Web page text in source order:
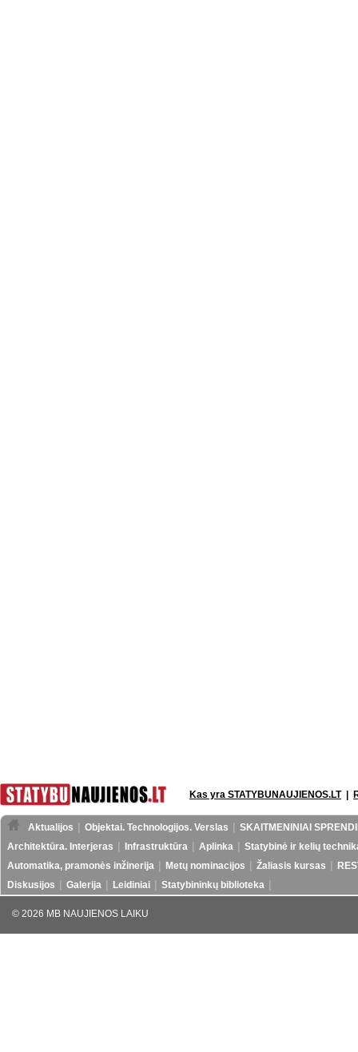
Kas yra STATYBUNAUJIENOS.LT|
Aktualijos Objektai. Technologijos. Verslas
SKAITMENINIAI
Architektūra. Interjeras
Infrastruktūra Aplinka
Statybinė ir kelių
Automatika, pramonės inžinerija
Metų nominacijos Žaliasis kursas
Diskusijos
Galerija Leidiniai Statybininkų biblioteka
© 2026 MB NAUJIENOS LAIKU